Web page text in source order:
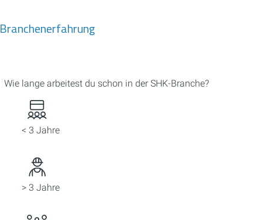
Branchenerfahrung
Wie lange arbeitest du schon in der SHK-Branche?
< 3 Jahre
> 3 Jahre